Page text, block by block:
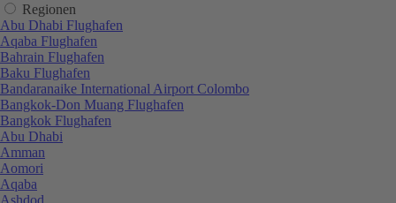
Regionen
Abu Dhabi Flughafen
Aqaba Flughafen
Bahrain Flughafen
Baku Flughafen
Bandaranaike International Airport Colombo
Bangkok-Don Muang Flughafen
Bangkok Flughafen
Abu Dhabi
Amman
Aomori
Aqaba
Ashdod